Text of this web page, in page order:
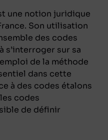
une notion juridique
Son utilisation
des codes
s’interroger sur sa
de la méthode
dans cette
à des codes étalons
codes
de définir